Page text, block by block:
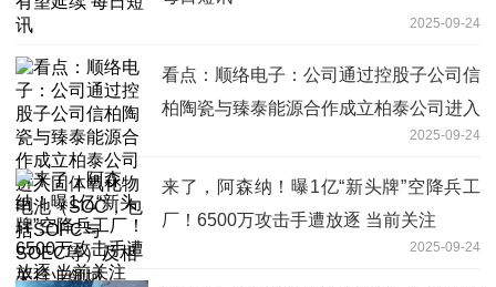
2025-09-24
看点：顺络电子：公司通过控股子公司信
柏陶瓷与臻泰能源合作成立柏泰公司进入
固体氧化物电池（SOC，包括SOFC与
SOEC等）及相关行业领域
2025-09-24
来了，阿森纳！曝1亿“新头牌”空降兵工
厂！6500万攻击手遭放逐 当前关注
2025-09-24